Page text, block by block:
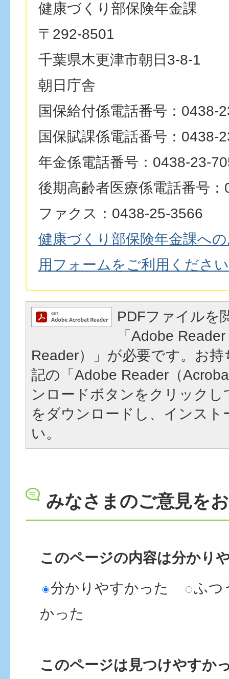
健康づくり部保険年金課
〒292-8501
千葉県木更津市朝日3-8-1
朝日庁舎
国保給付係電話番号：0438-
国保賦課係電話番号：0438-
年金係電話番号：0438-23-
後期高齢者医療係電話番号
ファクス：0438-25-3566
健康づくり部保険年金課へ
用フォームをご利用くださ
PDFファイルを
「Adobe
Reader）」が必要です。お
記の「Adobe Reader（
ンロードボタンをクリック
をダウンロードし、インスト
い。
みなさまのご意見を
このページの内容は分かり
分かりやすかった
ふつ
かった
このページは見つけやすか